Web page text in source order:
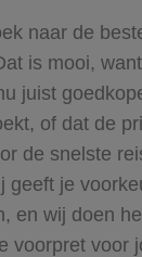
naar de
is mooi,
juist
of dat de
de snelste
geeft je
en wij doen
voorpret voor